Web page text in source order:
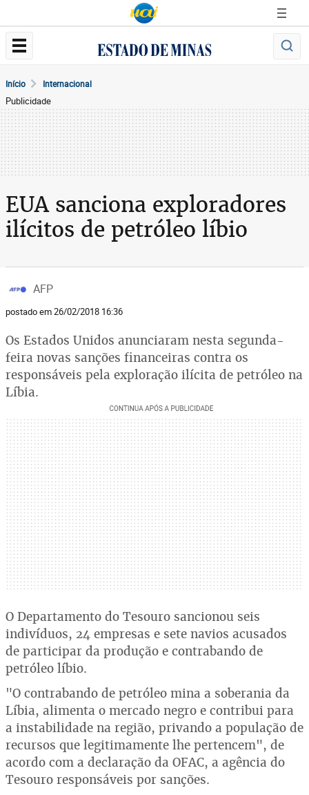
Início Internacional
Publicidade
EUA sanciona exploradores
ilícitos de petróleo líbio
AFP
postado em 26/02/2018 16:36
Os Estados Unidos anunciaram nesta segunda-
feira novas sanções financeiras contra os
responsáveis pela exploração ilícita de petróleo na
Líbia.
O Departamento do Tesouro sancionou seis
indivíduos, 24 empresas e sete navios acusados
de participar da produção e contrabando de
petróleo líbio.
"O contrabando de petróleo mina a soberania da
Líbia, alimenta o mercado negro e contribui para
a instabilidade na região, privando a população de
recursos que legitimamente lhe pertencem", de
acordo com a declaração da OFAC, a agência do
Tesouro responsáveis por sanções.